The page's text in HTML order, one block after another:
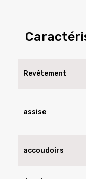
Revêtement
assise
accoudoirs